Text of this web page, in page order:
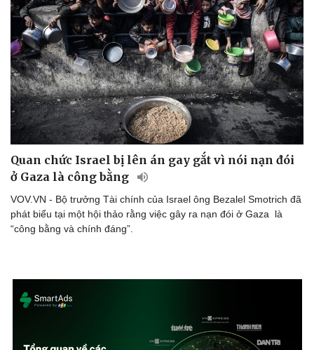
Doanh nghiệp
Thông tin doanh nghiệp
Doanh nghiệp 24h
Doanh nhân
Vì cộng đồng
Công nghệ
Sành điệu
Tin Công nghệ
Trải nghiệm
Chuyển đổi số
Quan chức Israel bị lên án gay gắt vì nói nạn đói
ở Gaza là công bằng
VOV.VN - Bộ trưởng Tài chính của Israel ông Bezalel Smotrich đã
phát biểu tại một hội thảo rằng việc gây ra nạn đói ở Gaza là
“công bằng và chính đáng”.